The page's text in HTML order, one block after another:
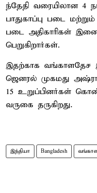
ந்தேதி வரையிலான 4
பாதுகாப்பு படை
படை அதிகாரிகள்
பெறுகிறார்கள்.
இதற்காக வங்காளதேச
ஜெனரல் முகமது
15 உறுப்பினர்கள்
வருகை தருகிறது.
இந்தியா Bangladesh